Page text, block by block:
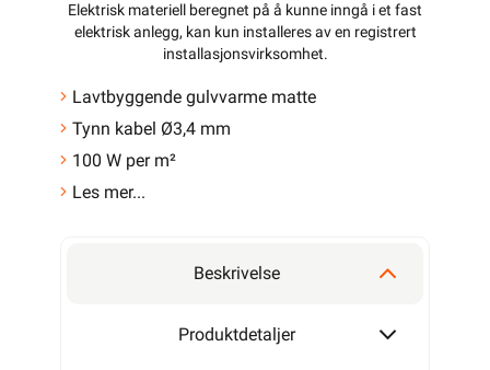
Elektrisk materiell beregnet på å kunne inngå i et fast
elektrisk anlegg, kan kun installeres av en registrert
installasjonsvirksomhet.
Lavtbyggende gulvvarme matte
Tynn kabel Ø3,4 mm
100 W per m²
Les mer...
Beskrivelse
Produktdetaljer